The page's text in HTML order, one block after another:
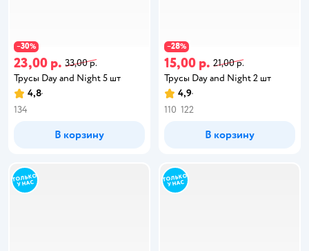
−30%
23,00 р. 33,00 р.
Трусы Day and Night 5 шт
4,8
134
В корзину
−28%
15,00 р. 21,00 р.
Трусы Day and Night 2 шт
4,9
110 122
В корзину